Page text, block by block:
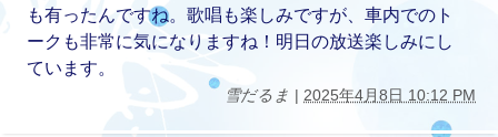
も有ったんですね。歌唱も楽しみですが、車内でのト
ークも非常に気になりますね！明日の放送楽しみにし
ています。
雪だるま | 2025年4月8日 10:12 PM